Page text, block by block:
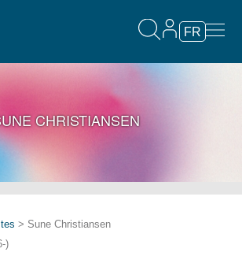
FR
CHRISTIANSEN
> Sune Christiansen
)